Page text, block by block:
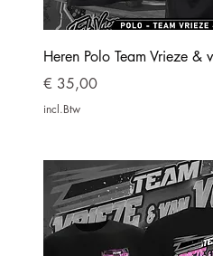
Heren Polo Team Vrieze &
Prijs
€ 35,00
incl.Btw